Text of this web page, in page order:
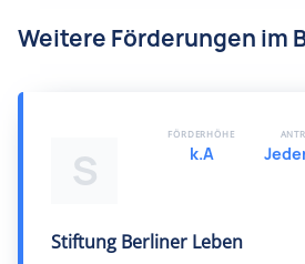
Weitere Förderungen im
S
Stiftung Berliner Leben
FÖRDERHÖHE
k.A